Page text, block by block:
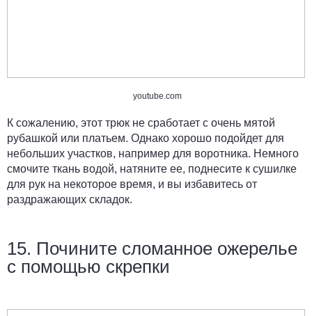
youtube.com
К сожалению, этот трюк не сработает с очень мятой
рубашкой или платьем. Однако хорошо подойдет для
небольших участков, например для воротника. Немного
смочите ткань водой, натяните ее, поднесите к сушилке
для рук на некоторое время, и вы избавитесь от
раздражающих складок.
15. Почините сломанное ожерелье
с помощью скрепки